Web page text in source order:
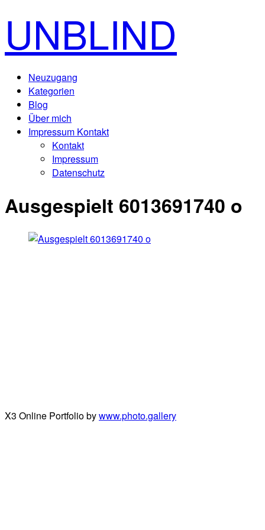
UNBLIND
Neuzugang
Kategorien
Blog
Über mich
Impressum Kontakt
Kontakt
Impressum
Datenschutz
Ausgespielt 6013691740 o
X3 Online Portfolio bywww.photo.gallery